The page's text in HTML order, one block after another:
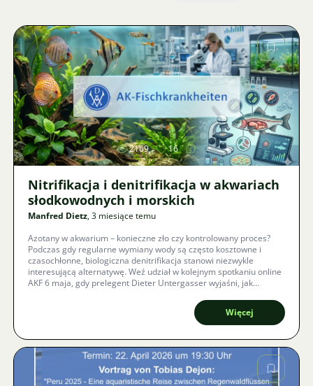
Zdjęcie
2169 16
Nitrifikacja i denitrifikacja w akwariach
słodkowodnych i morskich
Manfred Dietz, 3 miesiące temu
Azotany w akwarium – konieczne zło czy kontrolowany proces?
Podczas gdy regularne wymiany wody są często kosztowne i
czasochłonne, biologiczna denitrifikacja stanowi niezwykle
interesującą alternatywę. Weź udział w kolejnym spotkaniu online
AKF 6 maja, gdy prelegent Dieter Untergasser wyjaśni, jak
Więcej